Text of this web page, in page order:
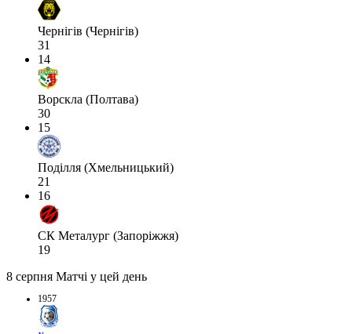
Чернігів (Чернігів)
31
14
Ворскла (Полтава)
30
15
Поділля (Хмельницький)
21
16
СК Металург (Запоріжжя)
19
8 серпня Матчі у цей день
1957